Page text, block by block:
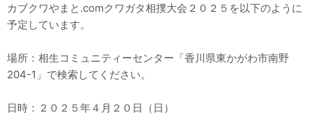
カブクワやまと.comクワガタ相撲大会２０２５を以下のように
予定しています。
場所：相生コミュニティーセンター「香川県東かがわ市南野
204-1」で検索してください。
日時：２０２５年４月２０日（日）